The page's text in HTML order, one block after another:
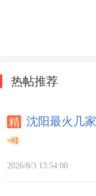
热帖推荐
沈阳最火几
+8】
2026/8/3 13:54:00